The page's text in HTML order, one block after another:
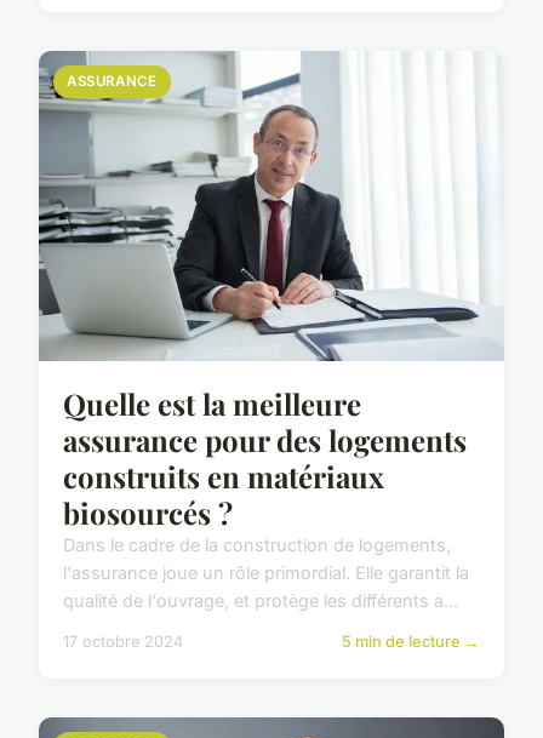
ASSURANCE
Quelle est la meilleure
assurance pour des logements
construits en matériaux
biosourcés ?
Dans le cadre de la construction de logements,
l'assurance joue un rôle primordial. Elle garantit la
qualité de l'ouvrage, et protège les différents a...
17 octobre 2024 5 min de lecture →